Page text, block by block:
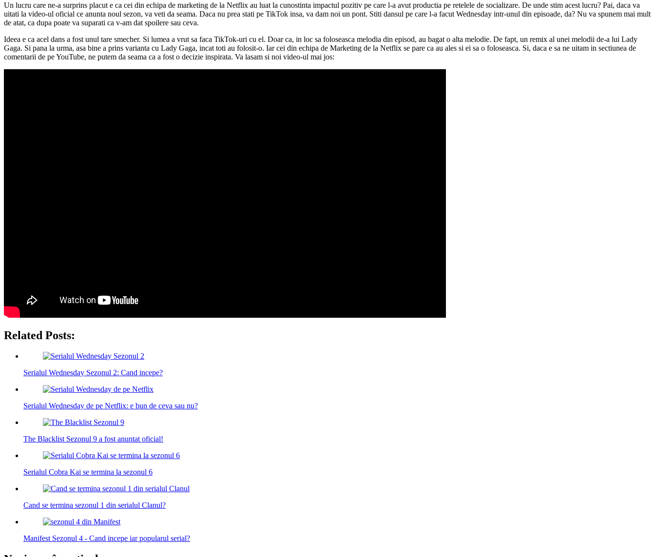
Un lucru care ne-a surprins placut e ca cei din echipa de marketing de la Netflix au luat la cunostinta impactul pozitiv pe care l-a avut productia pe retelele de socializare. De unde stim acest lucru? Pai, daca va
uitati la video-ul oficial ce anunta noul sezon, va veti da seama. Daca nu prea stati pe TikTok insa, va dam noi un pont. Stiti dansul pe care l-a facut Wednesday intr-unul din episoade, da? Nu va spunem mai mult
de atat, ca dupa poate va suparati ca v-am dat spoilere sau ceva.
Ideea e ca acel dans a fost unul tare smecher. Si lumea a vrut sa faca TikTok-uri cu el. Doar ca, in loc sa foloseasca melodia din episod, au bagat o alta melodie. De fapt, un remix al unei melodii de-a lui Lady
Gaga. Si pana la urma, asa bine a prins varianta cu Lady Gaga, incat toti au folosit-o. Iar cei din echipa de Marketing de la Netflix se pare ca au ales si ei sa o foloseasca. Si, daca e sa ne uitam in sectiunea de
comentarii de pe YouTube, ne putem da seama ca a fost o decizie inspirata. Va lasam si noi video-ul mai jos:
Related Posts:
Serialul Wednesday Sezonul 2: Cand incepe?
Serialul Wednesday de pe Netflix: e bun de ceva sau nu?
The Blacklist Sezonul 9 a fost anuntat oficial!
Serialul Cobra Kai se termina la sezonul 6
Cand se termina sezonul 1 din serialul Clanul?
Manifest Sezonul 4 - Cand incepe iar popularul serial?